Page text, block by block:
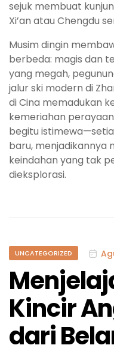
sejuk membuat
Xi’an atau Chengdu
Musim dingin
berbeda: magis dan
yang megah,
jalur ski modern di
di Cina memadukan
kemeriahan
begitu
baru, menjadikannya
keindahan yang tak
dieksplorasi.
UNCATEGORIZED
Kincir
dari